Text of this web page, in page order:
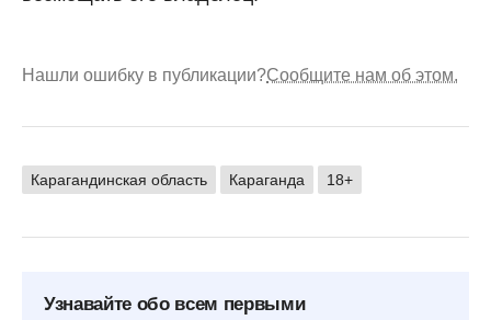
Нашли ошибку в публикации?Сообщите нам об этом.
Карагандинская область Караганда 18+
Узнавайте обо всем первыми